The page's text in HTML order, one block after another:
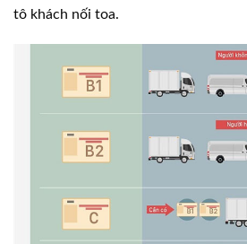
tô khách nối toa.